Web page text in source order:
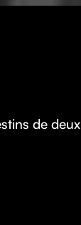
de deux